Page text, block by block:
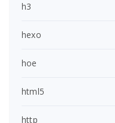
h3
hexo
hoe
html5
http